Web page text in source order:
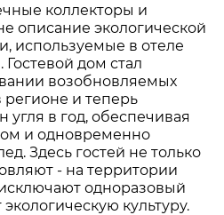
коллекторы и
описание экологической
используемые в отеле
Гостевой дом стал
возобновляемых
регионе и теперь
угля в год, обеспечивая
и одновременно
Здесь гостей не только
- на территории
одноразовый
культуру.